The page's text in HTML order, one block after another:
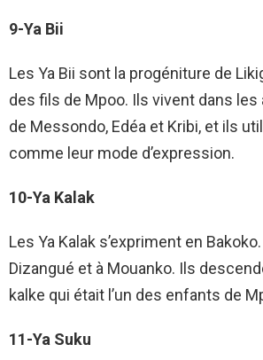
9-Ya Bii
Les Ya Bii sont la progéniture de
des fils de Mpoo. Ils vivent dans
de Messondo, Edéa et Kribi, et ils
comme leur mode d’expression.
10-Ya Kalak
Les Ya Kalak s’expriment en
Dizangué et à Mouanko. Ils
kalke qui était l’un des enfants de
11-Ya Suku